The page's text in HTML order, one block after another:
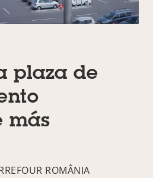
plaza de
más
ROMÂNIA